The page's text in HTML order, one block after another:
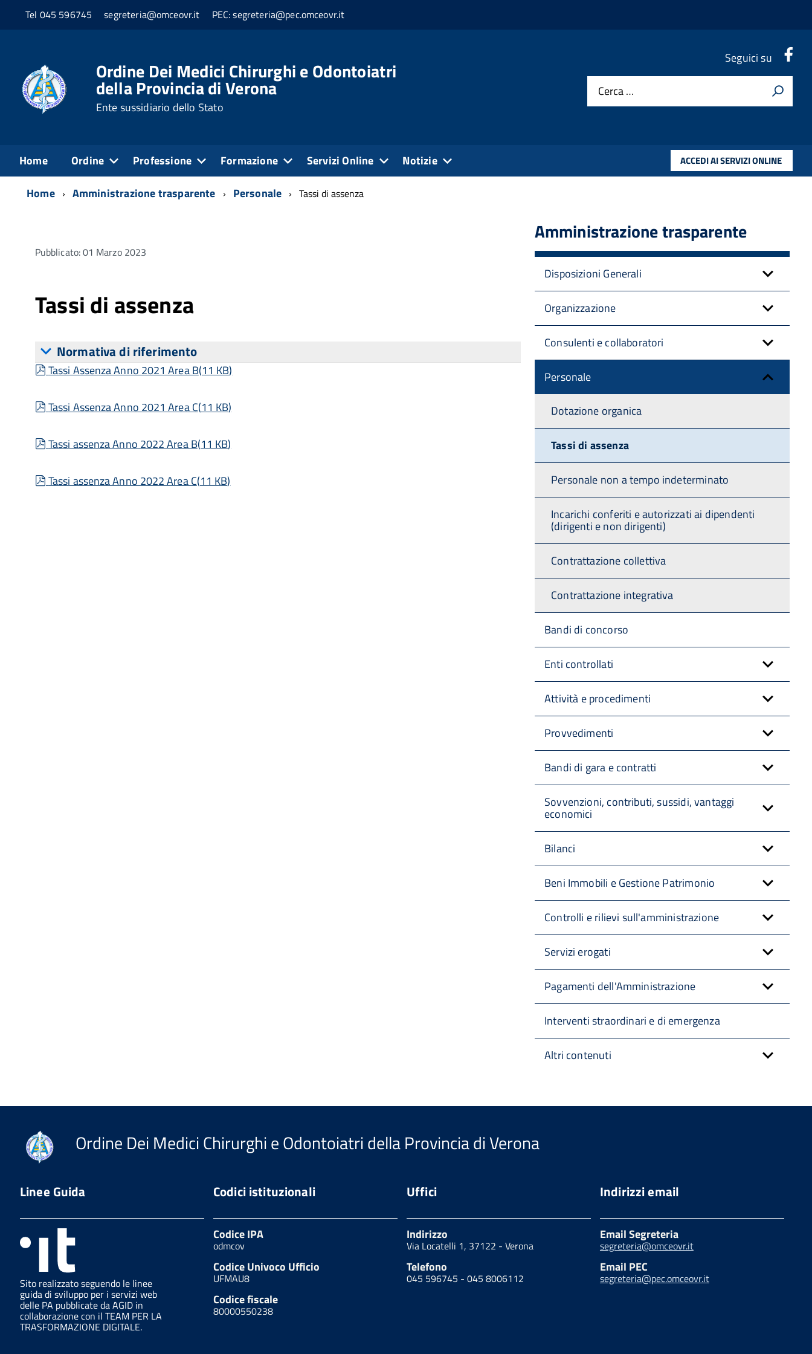
Tel 045 596745 segreteria@omceovr.it PEC: segreteria@pec.omceovr.it
Ordine Dei Medici Chirurghi e Odontoiatri
della Provincia di Verona
Ente sussidiario dello Stato
Seguici su .
Cerca …
Home Ordine Professione Formazione Servizi Online Notizie ACCEDI AI SERVIZI ONLINE
Home Amministrazione trasparente Personale Tassi di assenza
Pubblicato: 01 Marzo 2023
Tassi di assenza
Normativa di riferimento
pdf
Tassi Assenza Anno 2021 Area B(11 KB)
pdf
Tassi Assenza Anno 2021 Area C(11 KB)
pdf
Tassi assenza Anno 2022 Area B(11 KB)
pdf
Tassi assenza Anno 2022 Area C(11 KB)
Amministrazione trasparente
Disposizioni Generali
Organizzazione
Consulenti e collaboratori
Personale
Dotazione organica
Tassi di assenza
Personale non a tempo indeterminato
Incarichi conferiti e autorizzati ai dipendenti
(dirigenti e non dirigenti)
Contrattazione collettiva
Contrattazione integrativa
Bandi di concorso
Enti controllati
Attività e procedimenti
Provvedimenti
Bandi di gara e contratti
Sovvenzioni, contributi, sussidi, vantaggi
economici
Bilanci
Beni Immobili e Gestione Patrimonio
Controlli e rilievi sull'amministrazione
Servizi erogati
Pagamenti dell'Amministrazione
Interventi straordinari e di emergenza
Altri contenuti
Ordine Dei Medici Chirurghi e Odontoiatri della Provincia di Verona
Linee Guida
Sito realizzato seguendo le linee
guida di sviluppo per i servizi web
delle PA pubblicate da AGID in
collaborazione con il TEAM PER LA
TRASFORMAZIONE DIGITALE.
Codici istituzionali
Codice IPA
odmcov
Codice Univoco Ufficio
UFMAU8
Codice fiscale
80000550238
Uffici
Indirizzo
Via Locatelli 1, 37122 - Verona
Telefono
045 596745 - 045 8006112
Indirizzi email
Email Segreteria
segreteria@omceovr.it
Email PEC
segreteria@pec.omceovr.it